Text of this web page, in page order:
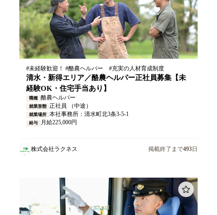
#未経験歓迎！ #酪農ヘルパー #充実の人材育成制度
清水・新得エリア／酪農ヘルパー正社員募集【未
経験OK・住宅手当あり】
職種 酪農ヘルパー
就業形態 正社員 （中途）
就業場所 本社事務所：清水町北3条3-5-1
給与 月給225,000円
株式会社ラクネス 掲載終了まで493日